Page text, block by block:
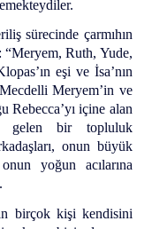
sürecinde çarmıhın
“Meryem, Ruth, Yude,
eşi ve İsa’nın
Meryem’in ve
Rebecca’yı içine alan
gelen bir topluluk
onun büyük
yoğun acılarına
birçok kişi kendisini